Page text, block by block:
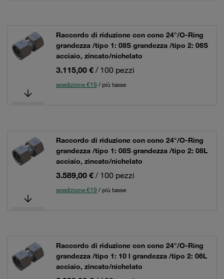
Raccordo di riduzione con cono 24°/O-Ring
grandezza /tipo 1: 08S grandezza /tipo 2: 06S
acciaio, zincato/nichelato
3.115,00 € / 100 pezzi
spedizione €19 / più tasse
Raccordo di riduzione con cono 24°/O-Ring
grandezza /tipo 1: 08S grandezza /tipo 2: 08L
acciaio, zincato/nichelato
3.589,00 € / 100 pezzi
spedizione €19 / più tasse
Raccordo di riduzione con cono 24°/O-Ring
grandezza /tipo 1: 10 l grandezza /tipo 2: 06L
acciaio, zincato/nichelato